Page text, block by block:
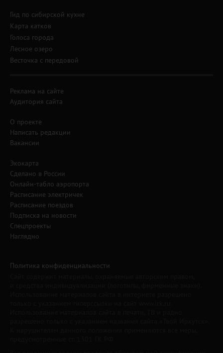
Гид по сибирской кухне
Карта катков
Голоса города
Лесное озеро
Весточка с передовой
Реклама на сайте
Аудитория сайта
О проекте
Написать редакции
Вакансии
Экокарта
Сделано в России
Онлайн-табло аэропорта
Расписание электричек
Расписание поездов
Подписка на новости
Спецпроекты
Наглядно
Политика конфиденциальности